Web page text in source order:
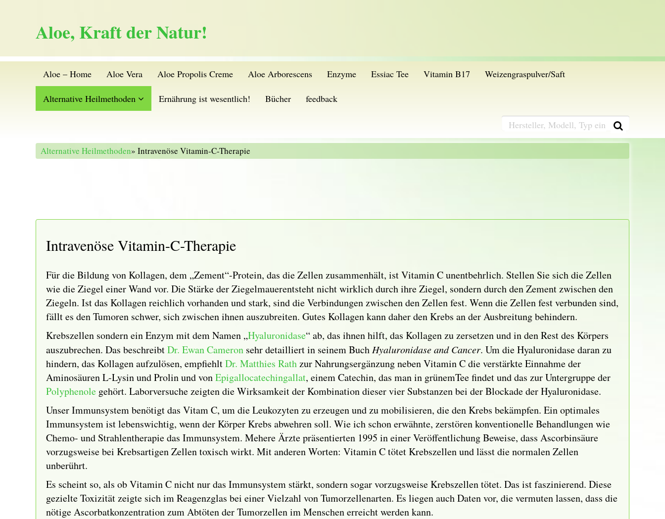
Aloe, Kraft der Natur!
Aloe – Home Aloe Vera Aloe Propolis Creme Aloe Arborescens Enzyme Essiac Tee Vitamin B17 Weizengraspulver/Saft
Alternative Heilmethoden Ernährung ist wesentlich! Bücher feedback
Alternative Heilmethoden» Intravenöse Vitamin-C-Therapie
Intravenöse Vitamin-C-Therapie
Für die Bildung von Kollagen, dem „Zement“-Protein, das die Zellen zusammenhält, ist Vitamin C unentbehrlich. Stellen Sie sich die Zellen
wie die Ziegel einer Wand vor. Die Stärke der Ziegelmauerentsteht nicht wirklich durch ihre Ziegel, sondern durch den Zement zwischen den
Ziegeln. Ist das Kollagen reichlich vorhanden und stark, sind die Verbindungen zwischen den Zellen fest. Wenn die Zellen fest verbunden sind,
fällt es den Tumoren schwer, sich zwischen ihnen auszubreiten. Gutes Kollagen kann daher den Krebs an der Ausbreitung behindern.
Krebszellen sondern ein Enzym mit dem Namen „Hyaluronidase“ ab, das ihnen hilft, das Kollagen zu zersetzen und in den Rest des Körpers
auszubrechen. Das beschreibtDr. Ewan Cameron sehr detailliert in seinem Buch Hyaluronidase and Cancer. Um die Hyaluronidase daran zu
hindern, das Kollagen aufzulösen, empfiehltDr. Matthies Rathzur Nahrungsergänzung neben Vitamin C die verstärkte Einnahme der
Aminosäuren L-Lysin und Prolin und vonEpigallocatechingallat, einem Catechin, das man in grünemTee findet und das zur Untergruppe der
Polyphenole gehört. Laborversuche zeigten die Wirksamkeit der Kombination dieser vier Substanzen bei der Blockade der Hyaluronidase.
Unser Immunsystem benötigt das Vitam C, um die Leukozyten zu erzeugen und zu mobilisieren, die den Krebs bekämpfen. Ein optimales
Immunsystem ist lebenswichtig, wenn der Körper Krebs abwehren soll. Wie ich schon erwähnte, zerstören konventionelle Behandlungen wie
Chemo- und Strahlentherapie das Immunsystem. Mehere Ärzte präsentierten 1995 in einer Veröffentlichung Beweise, dass Ascorbinsäure
vorzugsweise bei Krebsartigen Zellen toxisch wirkt. Mit anderen Worten: Vitamin C tötet Krebszellen und lässt die normalen Zellen
unberührt.
Es scheint so, als ob Vitamin C nicht nur das Immunsystem stärkt, sondern sogar vorzugsweise Krebszellen tötet. Das ist faszinierend. Diese
gezielte Toxizität zeigte sich im Reagenzglas bei einer Vielzahl von Tumorzellenarten. Es liegen auch Daten vor, die vermuten lassen, dass die
nötige Ascorbatkonzentration zum Abtöten der Tumorzellen im Menschen erreicht werden kann.